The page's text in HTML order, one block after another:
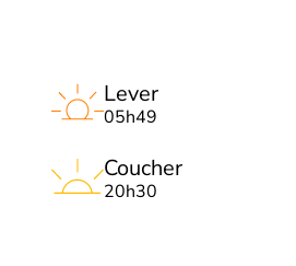
Lever
05h49
Coucher
20h30